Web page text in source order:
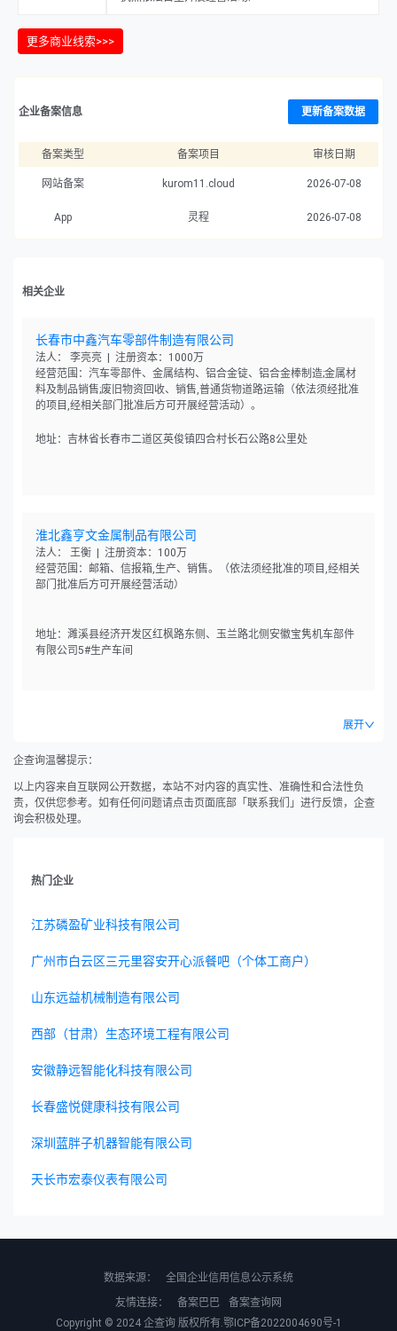
更多商业线索>>>
企业备案信息 更新备案数据
备案类型 备案项目 审核日期
网站备案 kurom11.cloud 2026-07-08
App 灵程 2026-07-08
相关企业
长春市中鑫汽车零部件制造有限公司
法人： 李亮亮 | 注册资本：1000万
经营范围：汽车零部件、金属结构、铝合金锭、铝合金棒制造;金属材
料及制品销售;废旧物资回收、销售,普通货物道路运输（依法须经批准
的项目,经相关部门批准后方可开展经营活动）。
地址：吉林省长春市二道区英俊镇四合村长石公路8公里处
淮北鑫亨文金属制品有限公司
法人： 王衡 | 注册资本：100万
经营范围：邮箱、信报箱,生产、销售。（依法须经批准的项目,经相关
部门批准后方可开展经营活动）
地址：濉溪县经济开发区红枫路东侧、玉兰路北侧安徽宝隽机车部件
有限公司5#生产车间
展开
企查询温馨提示：
以上内容来自互联网公开数据，本站不对内容的真实性、准确性和合法性负
责，仅供您参考。如有任何问题请点击页面底部「联系我们」进行反馈，企查
询会积极处理。
热门企业
江苏磷盈矿业科技有限公司
广州市白云区三元里容安开心派餐吧（个体工商户）
山东远益机械制造有限公司
西部（甘肃）生态环境工程有限公司
安徽静远智能化科技有限公司
长春盛悦健康科技有限公司
深圳蓝胖子机器智能有限公司
天长市宏泰仪表有限公司
数据来源：
全国企业信用信息公示系统
友情连接：
备案巴巴
备案查询网
Copyright © 2024 企查询版权所有.鄂ICP备2022004690号-1